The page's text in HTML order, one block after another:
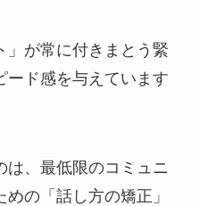
」が常に付きまとう緊
ード感を与えています
は、最低限のコミュニ
の「話し方の矯正」